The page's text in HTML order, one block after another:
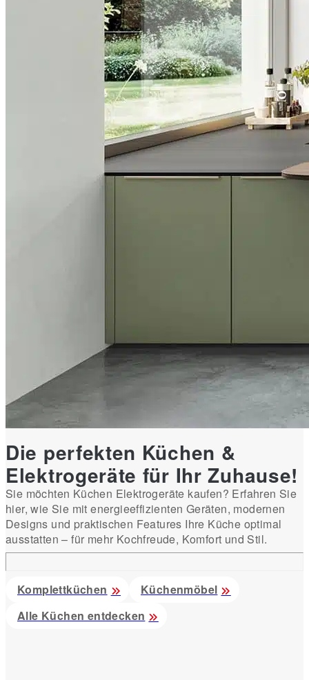
Die perfekten Küchen &
Elektrogeräte für Ihr Zuhause!
Sie möchten Küchen Elektrogeräte kaufen? Erfahren Sie
hier, wie Sie mit energieeffizienten Geräten, modernen
Designs und praktischen Features Ihre Küche optimal
ausstatten – für mehr Kochfreude, Komfort und Stil.
Komplettküchen
Küchenmöbel
Alle Küchen entdecken